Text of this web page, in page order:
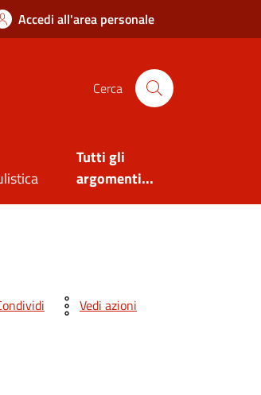
Accedi all'area personale
Cerca
Tutti gli
argomenti...
Vedi azioni